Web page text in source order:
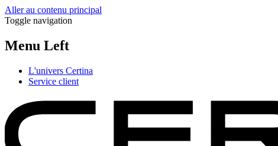
Aller au contenu principal
Toggle navigation
Menu Left
L'univers Certina
Service client